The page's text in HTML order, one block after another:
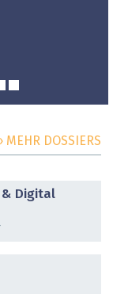
MEHR DOSSIERS
& Digital